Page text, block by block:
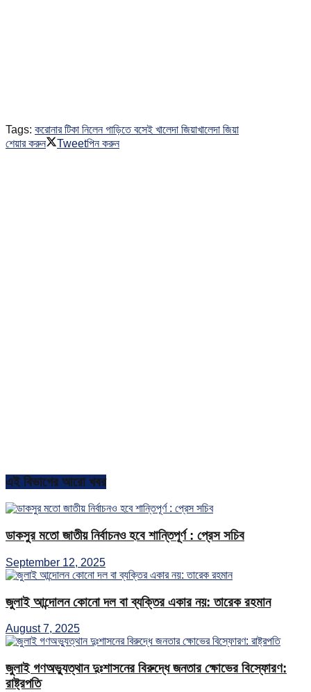
Tags: করোনার টিকা নিলেন গাড়িতে বসেই খালেদা জিয়াখালেদা জিয়া
শেয়ার করুন
Tweetপিন করুন
এই বিভাগের আরো খবর
ডাকসুর মতো জাতীয় নির্বাচনও হবে শান্তিপূর্ণ : প্রেস সচিব
September 12, 2025
জুলাই আন্দোলন কোনো দল বা ব্যক্তির একার নয়: তারেক রহমান
August 7, 2025
জুলাই গণঅভ্যুত্থান দুঃশাসনের বিরুদ্ধে জনতার ক্ষোভের বিস্ফোরণ:
রাষ্ট্রপতি